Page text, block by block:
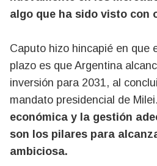
algo que ha sido visto con
Caputo hizo hincapié en que
plazo es que Argentina
inversión para 2031, al
mandato presidencial de Milei.
económica y la gestión
son los pilares para
ambiciosa.